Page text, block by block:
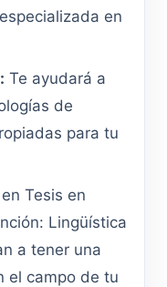
en
Te ayudará a
de
para tu
Tesis en
Lingüística
a tener una
el campo de tu